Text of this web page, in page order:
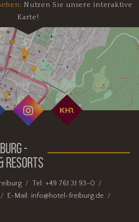
Nutzen Sie unsere interaktive
Karte!
-
RESORTS
Tel: +49 761 31 93-0
E-Mail: info@hotel-freiburg.de